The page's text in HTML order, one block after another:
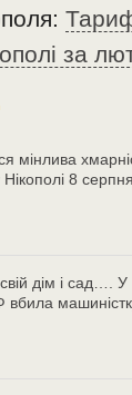
за
мінлива
8 серпня
дім і сад…. У
вбила